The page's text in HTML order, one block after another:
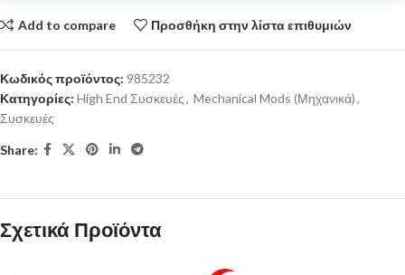
Add to compare Προσθήκη στην λίστα επιθυμιών
Κωδικός προϊόντος: 985232
Κατηγορίες: High End Συσκευές, Mechanical Mods (Μηχανικά),
Συσκευές
Share:
Σχετικά Προϊόντα